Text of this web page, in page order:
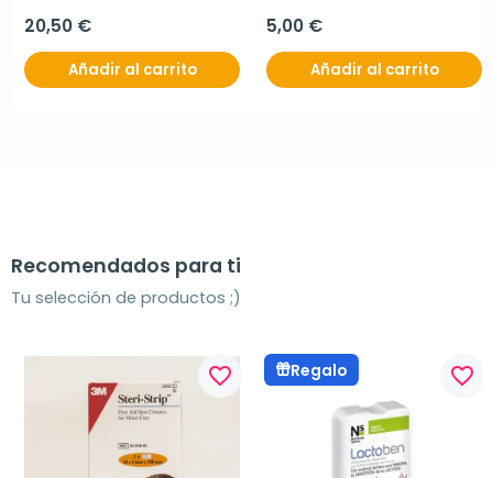
20,50 €
Añadir al carrito
5,00 €
Añadir al carrito
Recomendados para ti
Tu selección de productos ;)
favorite_border Regalo favorite_border